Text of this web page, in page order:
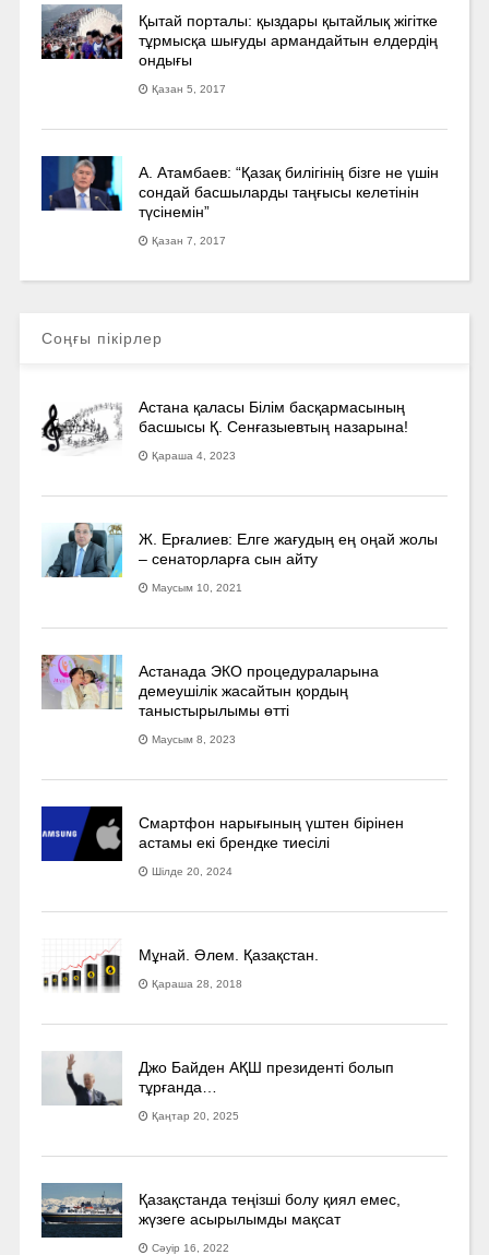
Қытай порталы: қыздары қытайлық жігітке
тұрмысқа шығуды армандайтын елдердің
ондығы
Қазан 5, 2017
А. Атамбаев: “Қазақ билігінің бізге не үшін
сондай басшыларды таңғысы келетінін
түсінемін”
Қазан 7, 2017
Соңғы пікірлер
Астана қаласы Білім басқармасының
басшысы Қ. Сенғазыевтың назарына!
Қараша 4, 2023
Ж. Ерғалиев: Елге жағудың ең оңай жолы
– сенаторларға сын айту
Маусым 10, 2021
Астанада ЭКО процедураларына
демеушілік жасайтын қордың
таныстырылымы өтті
Маусым 8, 2023
Смартфон нарығының үштен бірінен
астамы екі брендке тиесілі
Шілде 20, 2024
Мұнай. Әлем. Қазақстан.
Қараша 28, 2018
Джо Байден АҚШ президенті болып
тұрғанда…
Қаңтар 20, 2025
Қазақстанда теңізші болу қиял емес,
жүзеге асырылымды мақсат
Сәуір 16, 2022